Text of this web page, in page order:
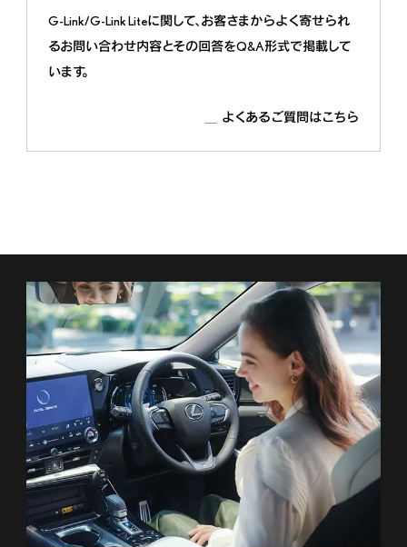
G-Link/G-Link Liteに関して、お客さまからよく寄せられ
るお問い合わせ内容とその回答をQ&A形式で掲載して
います。
よくあるご質問はこちら